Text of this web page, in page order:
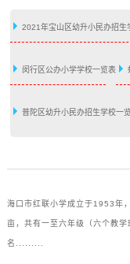
2021年宝山区幼升小民办招生
闵行区公办小学学校一览表
普陀区幼升小民办招生学校一
海口市红联小学成立于1953年
亩，共有一至六年级（六个教
名.........